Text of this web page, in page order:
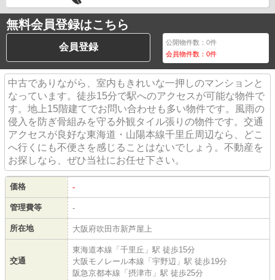
無料会員登録はこちら
会員登録 公開物件数：0件
会員物件数：0件
中古でありながら、室内もきれいな一押しのマンションと
なっています。徒歩15分で駅へのアクセスが可能な物件で
す。地上15階建てでお問い合わせも多い物件です。風雨の
侵入を防ぎ骨組みを守る外観タイル張りの物件です。交通
アクセスが良好な東海道・山陽本線千里丘周辺なら、どこ
へ行くにも不便さを感じることはないでしょう。不動産を
お探しなら、ぜひ当社にお任せ下さい。
価格 -
管理費等 -
所在地 大阪府吹田市新芦屋上
交通
東海道本線「千里丘」駅 徒歩15分
大阪モノレール本線「宇野辺」駅 徒歩19分
阪急京都本線「摂津市」駅 徒歩25分